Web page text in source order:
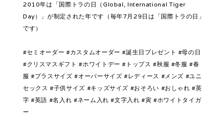
2010年は「国際トラの日（Global, International Tiger
Day）」が制定された年です（毎年7月29日は「国際トラの日」
です）
#セミオーダー #カスタムオーダー #誕生日プレゼント #母の日
#クリスマスギフト #ホワイトデー #トップス #秋服 #冬服 #春
服 #プラスサイズ #オーバーサイズ #レディース #メンズ #ユニ
セックス #子供サイズ #キッズサイズ #おそろい #おしゃれ #英
字 #英語 #名入れ #ネーム入れ #文字入れ #寅 #ホワイトタイガ
ー